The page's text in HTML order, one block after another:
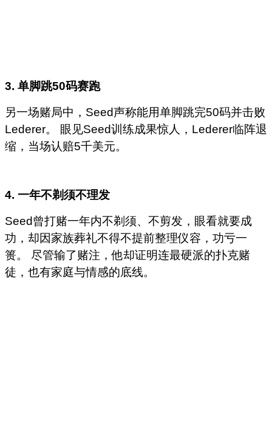
3. 单脚跳50码赛跑
另一场赌局中，Seed声称能用单脚跳完50码并击败
Lederer。 眼见Seed训练成果惊人，Lederer临阵退
缩，当场认赔5千美元。
4. 一年不剃须不理发
Seed曾打赌一年内不剃须、不剪发，眼看就要成
功，却因家族葬礼不得不提前整理仪容，功亏一
篑。 尽管输了赌注，他却证明连最硬派的扑克赌
徒，也有家庭与情感的底线。